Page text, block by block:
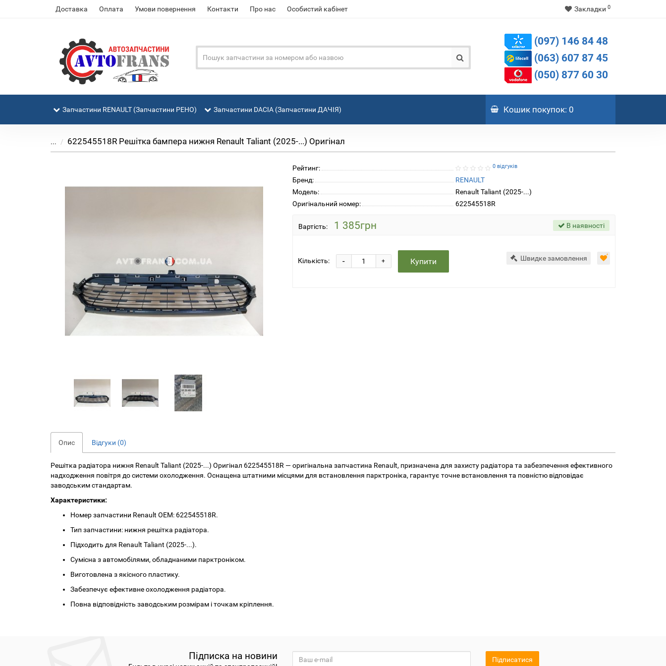
Доставка Оплата Умови повернення Контакти Про нас Особистий кабінет Закладки 0
(097) 146 84 48
(063) 607 87 45
(050) 877 60 30
Запчастини RENAULT (Запчастини РЕНО) Запчастини DACIA (Запчастини ДАЧІЯ) Кошикпокупок: 0
... 622545518R Решітка бампера нижня Renault Taliant (2025-...) Оригінал
Рейтинг: 0 відгуків
Бренд:
RENAULT
Модель:
Renault Taliant (2025-...)
Оригінальний номер:
622545518R
Вартість: 1 385грн В наявності
Кількість: +
- Купити Швидке замовлення
Опис Відгуки (0)
Решітка радіатора нижня Renault Taliant (2025-...) Оригінал 622545518R — оригінальна запчастина Renault, призначена для захисту радіатора та забезпечення ефективного
надходження повітря до системи охолодження. Оснащена штатними місцями для встановлення парктроніка, гарантує точне встановлення та повністю відповідає
заводським стандартам.
Характеристики:
Номер запчастини Renault OEM: 622545518R.
Тип запчастини: нижня решітка радіатора.
Підходить для Renault Taliant (2025-...).
Сумісна з автомобілями, обладнаними парктроніком.
Виготовлена з якісного пластику.
Забезпечує ефективне охолодження радіатора.
Повна відповідність заводським розмірам і точкам кріплення.
Підписка на новини Підписатися